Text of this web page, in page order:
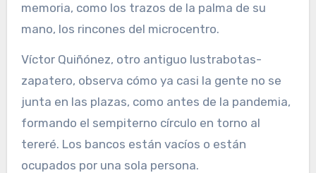
memoria, como los trazos de la palma de su
mano, los rincones del microcentro.
Víctor Quiñónez, otro antiguo lustrabotas-
zapatero, observa cómo ya casi la gente no se
junta en las plazas, como antes de la pandemia,
formando el sempiterno círculo en torno al
tereré. Los bancos están vacíos o están
ocupados por una sola persona.